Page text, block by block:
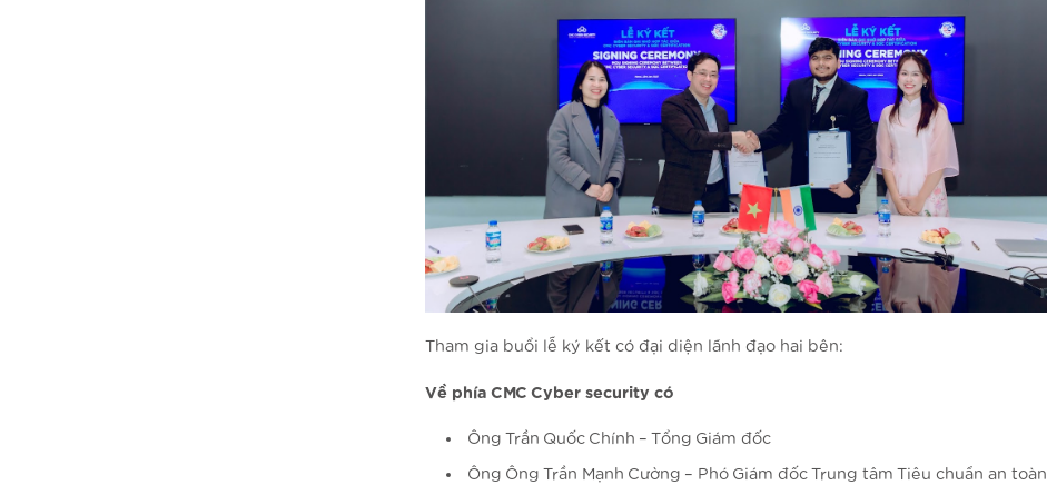
Tham gia buổi lễ ký kết có đại diện lãnh đạo hai bên:
Về phía CMC Cyber security có
Ông Trần Quốc Chính – Tổng Giám đốc
Ông Ông Trần Mạnh Cường – Phó Giám đốc Trung tâm Tiêu chuẩn an toàn